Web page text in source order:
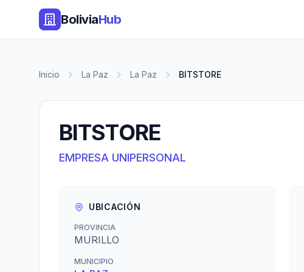
BoliviaHub
Inicio La Paz La Paz BITSTORE
BITSTORE
EMPRESA UNIPERSONAL
UBICACIÓN
PROVINCIA
MURILLO
MUNICIPIO